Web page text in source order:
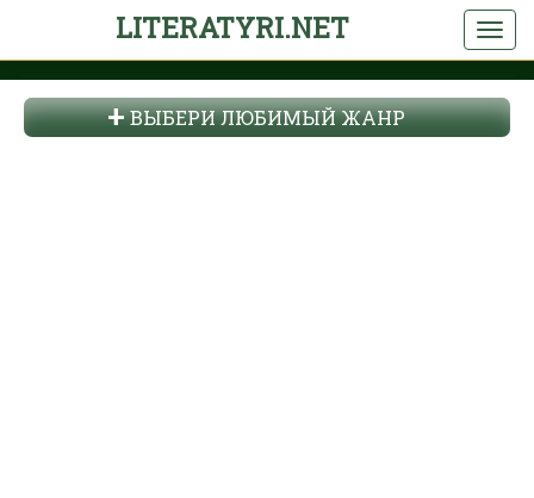
LITERATYRI.NET
ВЫБЕРИ ЛЮБИМЫЙ ЖАНР